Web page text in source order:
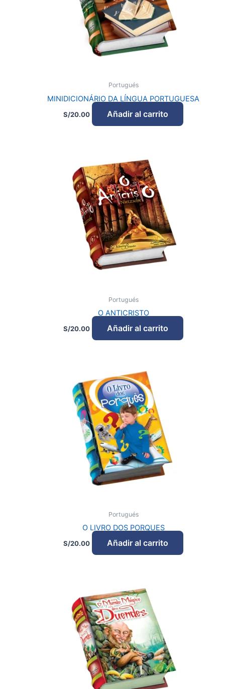
Portugués
MINIDICIONÁRIO DA LÍNGUA PORTUGUESA
S/20.00 Añadir al carrito
Portugués
O ANTICRISTO
S/20.00 Añadir al carrito
Portugués
O LIVRO DOS PORQUES
S/20.00 Añadir al carrito